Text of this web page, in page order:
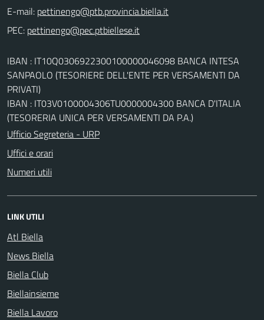
E-mail:
PEC:
IBAN : IT10Q0306922300100000046098 BANCA INTESA
SANPAOLO (TESORIERE DELL'ENTE PER VERSAMENTI DA
PRIVATI)
IBAN : IT03V0100004306TU0000004300 BANCA D'ITALIA
(TESORERIA UNICA PER VERSAMENTI DA P.A.)
Ufficio Segreteria - URP
Uffici e orari
Numeri utili
LINK UTILI
Atl Biella
News Biella
Biella Club
Biellainsieme
Biella Lavoro